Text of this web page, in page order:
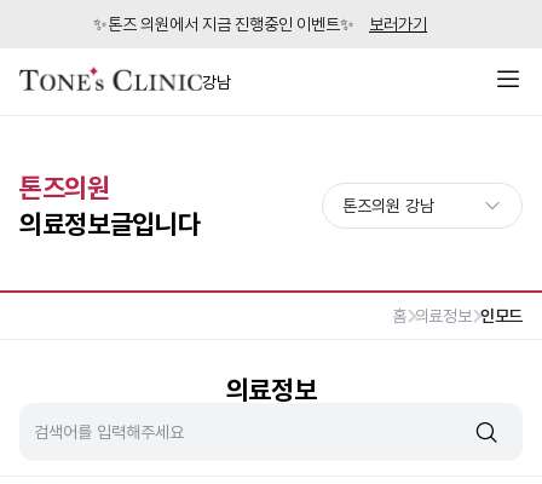
✨톤즈 의원에서 지금 진행중인 이벤트✨ 보러가기
강남
톤즈의원
의료정보글입니다
홈 의료정보 인모드
의료정보